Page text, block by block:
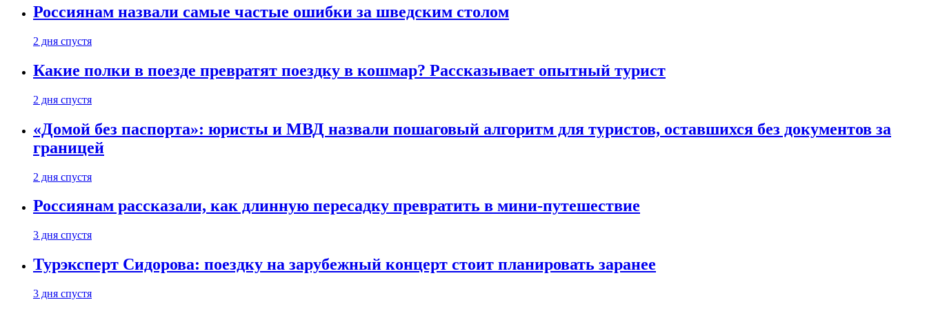
Россиянам назвали самые частые ошибки за шведским столом
2 дня спустя
Какие полки в поезде превратят поездку в кошмар? Рассказывает опытный турист
2 дня спустя
«Домой без паспорта»: юристы и МВД назвали пошаговый алгоритм для туристов, оставшихся без документов за
границей
2 дня спустя
Россиянам рассказали, как длинную пересадку превратить в мини-путешествие
3 дня спустя
Турэксперт Сидорова: поездку на зарубежный концерт стоит планировать заранее
3 дня спустя